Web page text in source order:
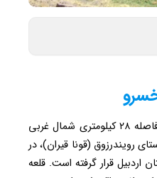
محوطه باستانی قلعه خسرو در فاصله ۲۸ کیلومتری شمال غربی
شمال روستای رویندرزوق (قونا قیران)، در
قرار گرفته است. قلعه